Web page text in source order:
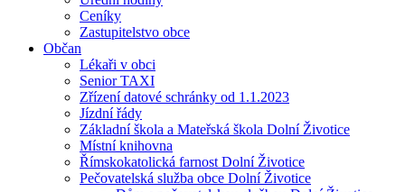
Ceníky
Zastupitelstvo obce
Občan
Lékaři v obci
Senior TAXI
Zřízení datové schránky od 1.1.2023
Jízdní řády
Základní škola a Mateřská škola Dolní Životice
Místní knihovna
Římskokatolická farnost Dolní Životice
Pečovatelská služba obce Dolní Životice